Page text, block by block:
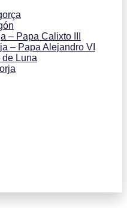
– Papa Calixto III
– Papa Alejandro VI
de Luna